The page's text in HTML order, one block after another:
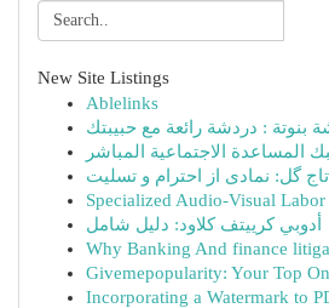
New Site Listings
Ablelinks
تاج گل: نمادی از احترام و تسلیت
Specialized Audio-Visual
أدوبي كرييتف كلاود: دليل شامل
Why Banking And finance
Givemepopularity: Your Top
Incorporating a Watermark to